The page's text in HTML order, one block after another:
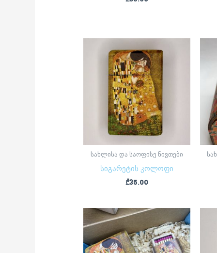
სახლისა და საოფისე ნივთები
სიგარეტის კოლოფი
₾35.00